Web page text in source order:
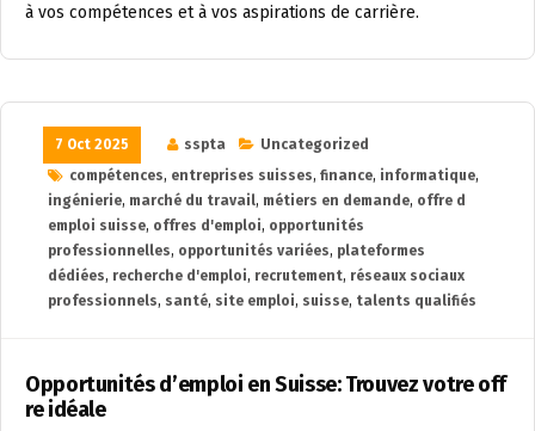
à vos compétences et à vos aspirations de carrière.
7 Oct 2025 sspta
Uncategorized
compétences, entreprises suisses, finance, informatique,
ingénierie, marché du travail, métiers en demande, offre d
emploi suisse, offres d'emploi, opportunités
professionnelles, opportunités variées, plateformes
dédiées, recherche d'emploi, recrutement, réseaux sociaux
professionnels, santé, site emploi, suisse, talents qualifiés
Opportunités d’emploi en Suisse: Trouvez votre off
re idéale